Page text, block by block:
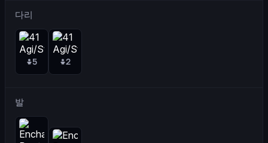
다리
5 2
발